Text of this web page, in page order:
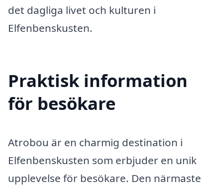
det dagliga livet och kulturen i
Elfenbenskusten.
Praktisk information
för besökare
Atrobou är en charmig destination i
Elfenbenskusten som erbjuder en unik
upplevelse för besökare. Den närmaste